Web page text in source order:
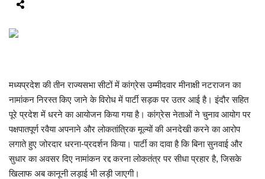
मध्यप्रदेश
छत्तीसगढ़
मनोरंजन
लाइफस्टाइल
मध्यप्रदेश की तीन राज्यसभा सीटों में कांग्रेस उम्मीदवार मीनाक्षी नटराजन का
नामांकन निरस्त किए जाने के विरोध में पार्टी सड़क पर उतर आई है। इंदौर सहित
पूरे प्रदेश में धरने का आयोजन किया गया है। कांग्रेस नेताओं ने चुनाव आयोग पर
पक्षपातपूर्ण रवैया अपनाने और लोकतांत्रिक मूल्यों की अनदेखी करने का आरोप
लगाते हुए जोरदार धरना-प्रदर्शन किया। पार्टी का दावा है कि बिना सुनवाई और
सुधार का अवसर दिए नामांकन रद्द करना लोकतंत्र पर सीधा प्रहार है, जिसके
खिलाफ अब कानूनी लड़ाई भी लड़ी जाएगी।